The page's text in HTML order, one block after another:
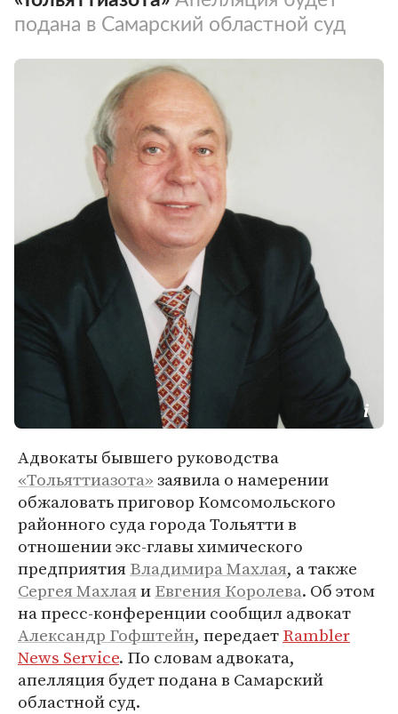
подана в Самарский областной суд
Адвокаты бывшего руководства
«Тольяттиазота»заявила о намерении
обжаловать приговор Комсомольского
районного суда города Тольятти в
отношении экс-главы химического
предприятияВладимира Махлая, а также
Сергея МахлаяиЕвгения Королева. Об этом
на пресс-конференции сообщил адвокат
Александр Гофштейн, передаетRambler
News Service. По словам адвоката,
апелляция будет подана в Самарский
областной суд.